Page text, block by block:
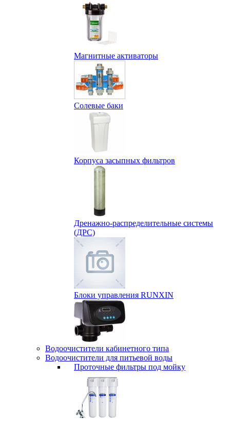
Магнитные активаторы
Солевые баки
Корпуса засыпных фильтров
Дренажно-распределительные системы
(ДРС)
Блоки управления RUNXIN
Водоочистители кабинетного типа
Водоочистители для питьевой воды
Проточные фильтры под мойку